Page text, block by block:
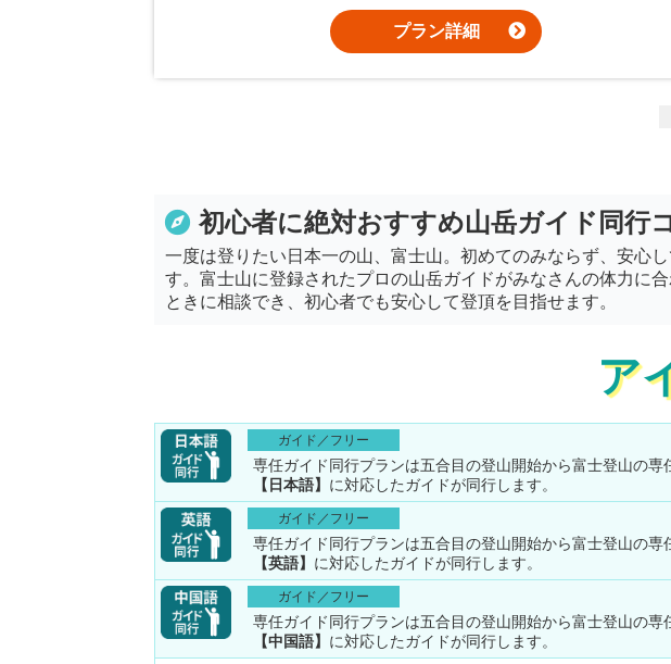
プラン詳細
初心者に絶対おすすめ山岳ガイド同行
一度は登りたい日本一の山、富士山。初めてのみならず、安心
す。富士山に登録されたプロの山岳ガイドがみなさんの体力に
ときに相談でき、初心者でも安心して登頂を目指せます。
ア
ガイド／フリー
専任ガイド同行プランは五合目の登山開始から富士登山の専
【日本語】 に対応したガイドが同行します。
ガイド／フリー
専任ガイド同行プランは五合目の登山開始から富士登山の専
【英語】 に対応したガイドが同行します。
ガイド／フリー
専任ガイド同行プランは五合目の登山開始から富士登山の専
【中国語】 に対応したガイドが同行します。